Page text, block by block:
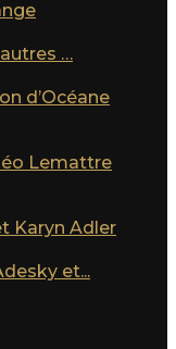
…
d’Océane
Lemattre
Karyn Adler
et...